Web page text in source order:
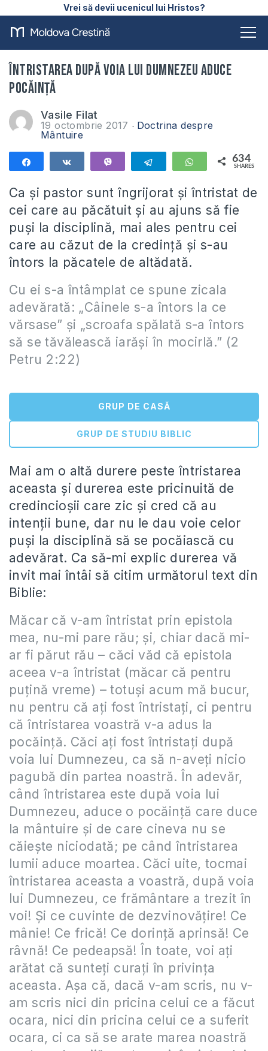
Vrei să devii ucenicul lui Hristos?
Întristarea după voia lui Dumnezeu aduce
pocăință
Vasile Filat
19 octombrie 2017
Doctrina despre
Mântuire
Telegram WhatsApp
634
SHARES
Ca și pastor sunt îngrijorat și întristat de
cei care au păcătuit și au ajuns să fie
puși la disciplină, mai ales pentru cei
care au căzut de la credință și s-au
întors la păcatele de altădată.
Cu ei s-a întâmplat ce spune zicala
adevărată: „Câinele s-a întors la ce
vărsase” şi „scroafa spălată s-a întors
să se tăvălească iarăşi în mocirlă.” (2
Petru 2:22)
GRUP DE CASĂ
GRUP DE STUDIU BIBLIC
Mai am o altă durere peste întristarea
aceasta și durerea este pricinuită de
credincioșii care zic și cred că au
intenții bune, dar nu le dau voie celor
puși la disciplină să se pocăiască cu
adevărat. Ca să-mi explic durerea vă
invit mai întâi să citim următorul text din
Biblie:
Măcar că v-am întristat prin epistola
mea, nu-mi pare rău; şi, chiar dacă mi-
ar fi părut rău – căci văd că epistola
aceea v-a întristat (măcar că pentru
puţină vreme) – totuşi acum mă bucur,
nu pentru că aţi fost întristaţi, ci pentru
că întristarea voastră v-a adus la
pocăinţă. Căci aţi fost întristaţi după
voia lui Dumnezeu, ca să n-aveţi nicio
pagubă din partea noastră. În adevăr,
când întristarea este după voia lui
Dumnezeu, aduce o pocăinţă care duce
la mântuire şi de care cineva nu se
căieşte niciodată; pe când întristarea
lumii aduce moartea. Căci uite, tocmai
întristarea aceasta a voastră, după voia
lui Dumnezeu, ce frământare a trezit în
voi! Şi ce cuvinte de dezvinovăţire! Ce
mânie! Ce frică! Ce dorinţă aprinsă! Ce
râvnă! Ce pedeapsă! În toate, voi aţi
arătat că sunteţi curaţi în privinţa
aceasta. Aşa că, dacă v-am scris, nu v-
am scris nici din pricina celui ce a făcut
ocara, nici din pricina celui ce a suferit
ocara, ci ca să se arate marea noastră